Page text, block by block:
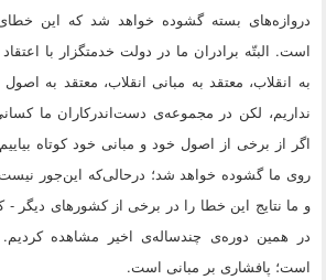
دروازه‌هاى بسته گشوده خواهد شد که این
است. البتّه برادران ما در دولت خدمتگزار با
به انقلاب، معتقد به مبانى انقلاب، معتقد به اصول
نداریم، لکن در مجموعه‌ى دست‌اندرکاران ما
اگر از برخى از اصول خود و مبانى خود کوتاه
روى ما گشوده خواهد شد؛ درحالى‌که این‌جور
و ما نتایج این خطا را در برخى از کشورهاى دیگر -
در همین دوره‌ى چندساله‌ى اخیر مشاهده
است؛ پافشارى بر مبانى است.